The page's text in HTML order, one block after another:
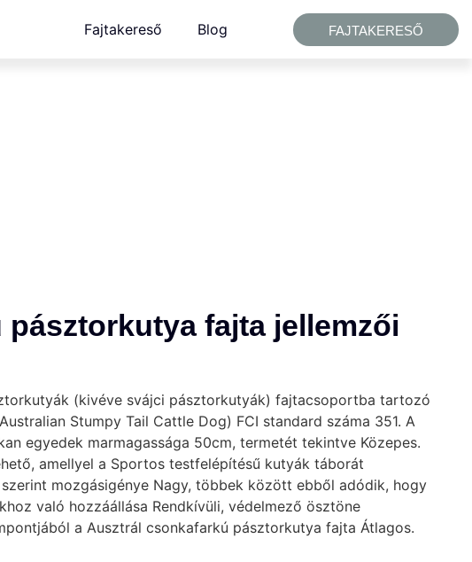
Fajtakereső Blog FAJTAKERESŐ
fajta jellemzői
(kivéve svájci pásztorkutyák) fajtacsoportba tartozó
Stumpy Tail Cattle Dog) FCI standard száma 351. A
egyedek marmagassága 50cm, termetét tekintve Közepes.
amellyel a Sportos testfelépítésű kutyák táborát
mozgásigénye Nagy, többek között ebből adódik, hogy
való hozzáállása Rendkívüli, védelmező ösztöne
a Ausztrál csonkafarkú pásztorkutya fajta Átlagos.